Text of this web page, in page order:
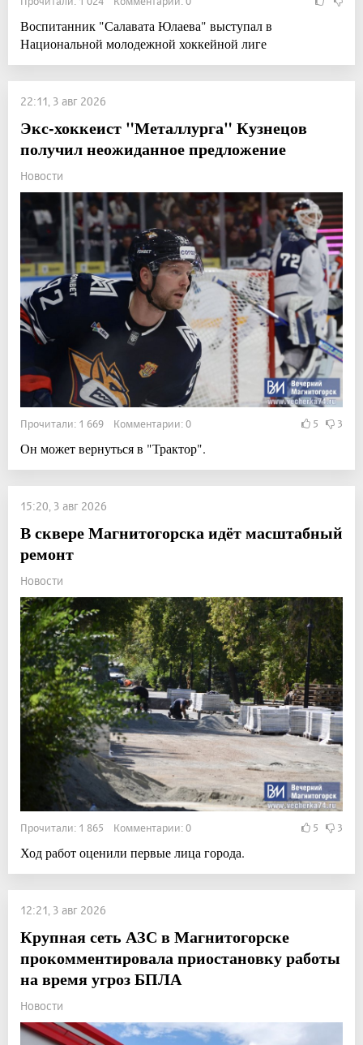
Воспитанник "Салавата Юлаева" выступал в
Национальной молодежной хоккейной лиге
22:11, 3 авг 2026
Экс-хоккеист "Металлурга" Кузнецов
получил неожиданное предложение
Новости
Прочитали: 1 669 Комментарии: 0 5 3
Он может вернуться в "Трактор".
15:20, 3 авг 2026
В сквере Магнитогорска идёт масштабный
ремонт
Новости
Прочитали: 1 865 Комментарии: 0 5 3
Ход работ оценили первые лица города.
12:21, 3 авг 2026
Крупная сеть АЗС в Магнитогорске
прокомментировала приостановку работы
на время угроз БПЛА
Новости